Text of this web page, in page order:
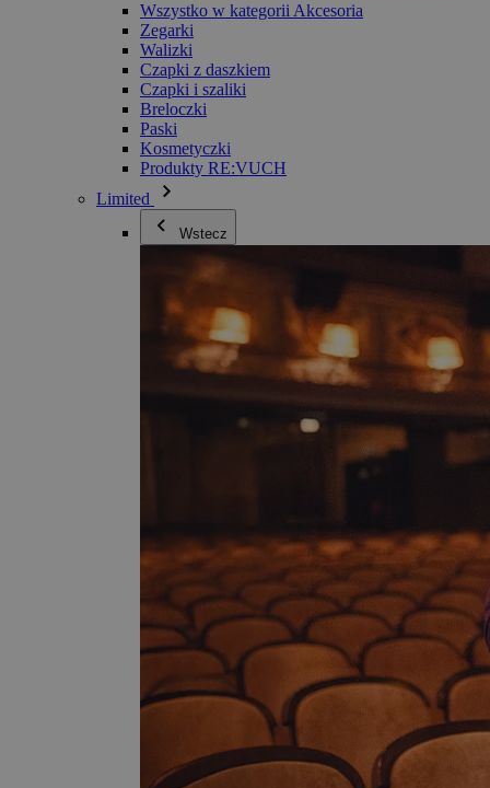
Wszystko w kategorii Akcesoria
Zegarki
Walizki
Czapki z daszkiem
Czapki i szaliki
Breloczki
Paski
Kosmetyczki
Produkty RE:VUCH
Limited
Wstecz